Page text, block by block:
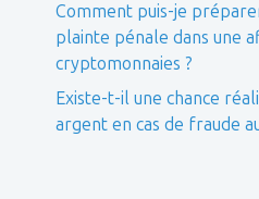
Comment puis-je
plainte pénale dans une
cryptomonnaies ?
Existe-t-il une chance
argent en cas de fraude